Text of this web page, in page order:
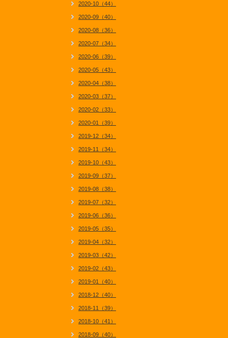
2020-10（44）
2020-09（40）
2020-08（36）
2020-07（34）
2020-06（39）
2020-05（43）
2020-04（38）
2020-03（37）
2020-02（33）
2020-01（39）
2019-12（34）
2019-11（34）
2019-10（43）
2019-09（37）
2019-08（38）
2019-07（32）
2019-06（36）
2019-05（35）
2019-04（32）
2019-03（42）
2019-02（43）
2019-01（40）
2018-12（40）
2018-11（39）
2018-10（41）
2018-09（40）